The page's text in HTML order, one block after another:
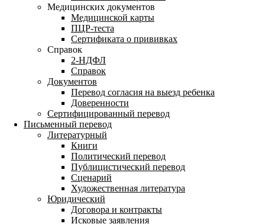
Медицинских документов
Медицинской карты
ПЦР-теста
Сертификата о прививках
Справок
2-НДФЛ
Справок
Документов
Перевод согласия на выезд ребенка
Доверенности
Сертифицированный перевод
Письменный перевод
Литературный
Книги
Политический перевод
Публицистический перевод
Сценарий
Художественная литература
Юридический
Договора и контракты
Исковые заявления